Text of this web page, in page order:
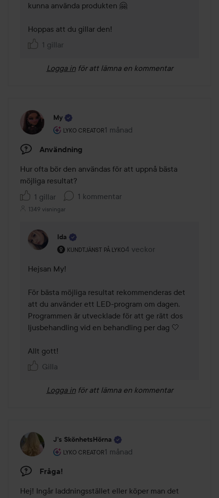
kunna använda produkten 🤗
Hoppas att du gillar den!
1 gillar
Logga in för att lämna en kommentar
My
LYKO CREATOR
Användarens roll: Lyko Creator.
1 månad
Inlägget skapades 1 månad
Användning
Hur ofta bör den användas för att uppnå bästa
möjliga resultat?
1 gillar
1 kommentar
1349 visningar
Ida
KUNDTJÄNST PÅ LYKO
Användarens roll: Kundtjänst på Lyko.
4 veckor
Kommentaren lades 4
Hejsan My!
För bästa möjliga resultat rekommenderas det
att du använder ett LED-program om dagen.
Programmen är utvecklade för att ge rätt dos
ljusbehandling vid en behandling per dag 🤍
Allt gott!
Gilla
Logga in för att lämna en kommentar
J’s SkönhetsHörna
LYKO CREATOR
Användarens roll: Lyko Creator.
1 månad
Inlägget skapades 1 månad
Fråga!
Hej! Ingår laddningsstället eller köper man det